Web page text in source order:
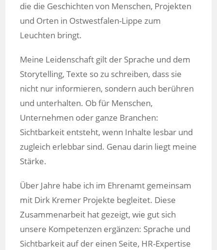
die die Geschichten von Menschen, Projekten
und Orten in Ostwestfalen-Lippe zum
Leuchten bringt.
Meine Leidenschaft gilt der Sprache und dem
Storytelling, Texte so zu schreiben, dass sie
nicht nur informieren, sondern auch berühren
und unterhalten. Ob für Menschen,
Unternehmen oder ganze Branchen:
Sichtbarkeit entsteht, wenn Inhalte lesbar und
zugleich erlebbar sind. Genau darin liegt meine
Stärke.
Über Jahre habe ich im Ehrenamt gemeinsam
mit Dirk Kremer Projekte begleitet. Diese
Zusammenarbeit hat gezeigt, wie gut sich
unsere Kompetenzen ergänzen: Sprache und
Sichtbarkeit auf der einen Seite, HR-Expertise